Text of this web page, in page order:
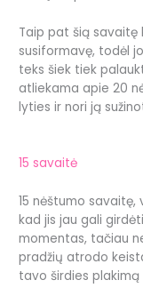
Taip pat šią savaitę
susiformavę, todėl
teks šiek tiek
atliekama apie 20
lyties ir nori ją
15 savaitė
15 nėštumo
kad jis jau gali
momentas, tačiau
pradžių atrodo
tavo širdies plakimą